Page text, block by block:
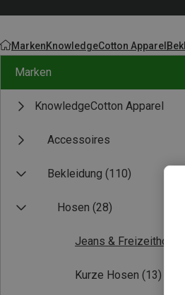
MarkenKnowledgeCotton Apparel
Marken
KnowledgeCotton Apparel
Accessoires
Bekleidung (110)
Hosen (28)
Jeans & Freizeithosen
Kurze Hosen (13)